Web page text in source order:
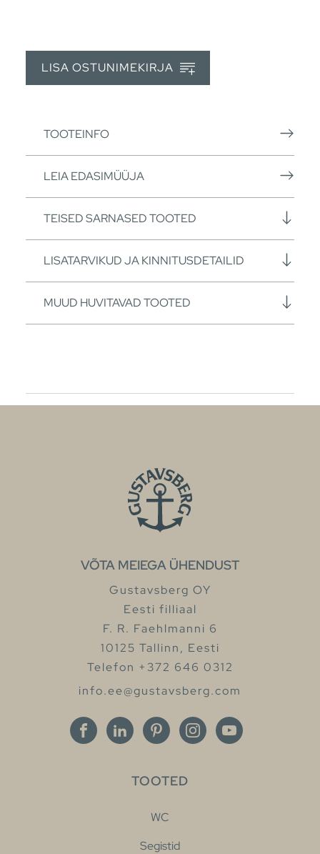
LISA OSTUNIMEKIRJA
TOOTEINFO
LEIA EDASIMÜÜJA
TEISED SARNASED TOOTED
LISATARVIKUD JA KINNITUSDETAILID
MUUD HUVITAVAD TOOTED
VÕTA MEIEGA ÜHENDUST
Gustavsberg OY
Eesti filliaal
F. R. Faehlmanni 6
10125 Tallinn, Eesti
Telefon +372 646 0312
info.ee@gustavsberg.com
TOOTED
WC
Segistid